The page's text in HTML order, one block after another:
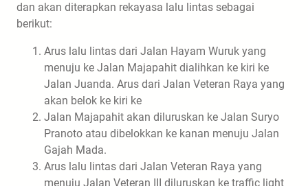
dan akan diterapkan rekayasa lalu lintas sebagai
berikut:
Arus lalu lintas dari Jalan Hayam Wuruk yang
menuju ke Jalan Majapahit dialihkan ke kiri ke
Jalan Juanda. Arus dari Jalan Veteran Raya yang
akan belok ke kiri ke
Jalan Majapahit akan diluruskan ke Jalan Suryo
Pranoto atau dibelokkan ke kanan menuju Jalan
Gajah Mada.
Arus lalu lintas dari Jalan Veteran Raya yang
menuju Jalan Veteran III diluruskan ke traffic light